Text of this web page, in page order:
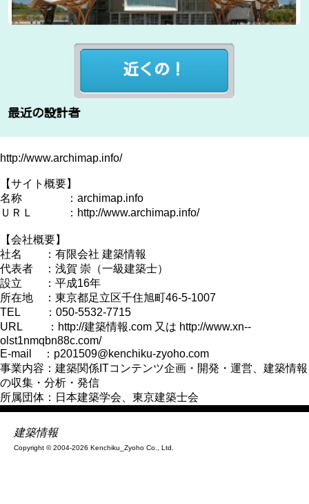
http://www.archimap.info/
【サイト概要】
名称 ：archimap.info
ＵＲＬ ： http://www.archimap.info/
【会社概要】
社名 ：有限会社 建築情報
代表者 ： 浅賀 崇 （一級建築士）
設立 ：平成16年
所在地 ：東京都足立区千住旭町46-5-1007
TEL ：050-5532-7715
URL ： http://建築情報.com 又は http://www.xn--
olst1nmqbn88c.com/
E-mail ：p201509@kenchiku-zyoho.com
事業内容：建築関係ITコンテンツ企画・開発・運営、建築情報
の収集・分析・発信
所属団体：日本建築学会、東京建築士会
建築情報
Copyright © 2004-2026 Kenchiku_Zyoho Co., Ltd.